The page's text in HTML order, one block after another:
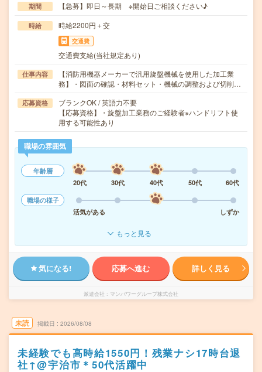
期間 【急募】即日～長期 ※開始日ご相談ください♪
時給 時給2200円＋交
交通費
交通費支給(当社規定あり)
仕事内容
【消防用機器メーカーで汎用旋盤機械を使用した加工業
務】・図面の確認・材料セット・機械の調整および切削…
応募資格
ブランクOK / 英語力不要
【応募資格】・旋盤加工業務のご経験者※ハンドリフト使
用する可能性あり
職場の雰囲気
年齢層
20代
30代 40代 50代
60代
職場の様子
活気がある
しずか
もっと見る
気になる! 応募へ進む 詳しく見る
派遣会社 マンパワーグループ株式会社
未読 掲載日 2026/08/08
未経験でも高時給1550円！残業ナシ17時台退
社↑@宇治市＊50代活躍中